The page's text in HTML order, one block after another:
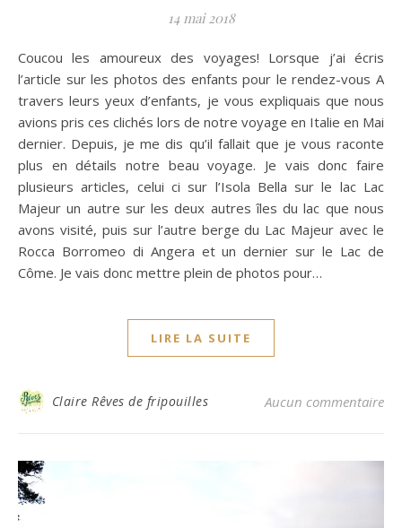
14 mai 2018
Coucou les amoureux des voyages! Lorsque j’ai écris
l’article sur les photos des enfants pour le rendez-vous A
travers leurs yeux d’enfants, je vous expliquais que nous
avions pris ces clichés lors de notre voyage en Italie en Mai
dernier. Depuis, je me dis qu’il fallait que je vous raconte
plus en détails notre beau voyage. Je vais donc faire
plusieurs articles, celui ci sur l’Isola Bella sur le lac Lac
Majeur un autre sur les deux autres îles du lac que nous
avons visité, puis sur l’autre berge du Lac Majeur avec le
Rocca Borromeo di Angera et un dernier sur le Lac de
Côme. Je vais donc mettre plein de photos pour…
LIRE LA SUITE
Claire Rêves de fripouilles Aucun commentaire